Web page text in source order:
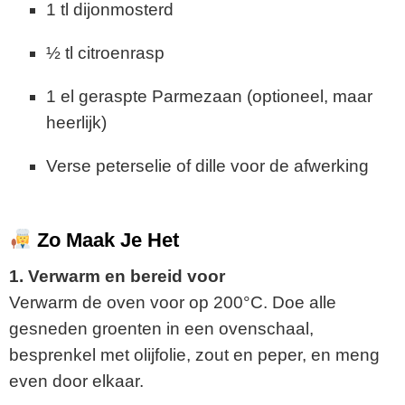
1 tl dijonmosterd
½ tl citroenrasp
1 el geraspte Parmezaan (optioneel, maar
heerlijk)
Verse peterselie of dille voor de afwerking
Zo Maak Je Het
1. Verwarm en bereid voor
Verwarm de oven voor op 200°C. Doe alle
gesneden groenten in een ovenschaal,
besprenkel met olijfolie, zout en peper, en meng
even door elkaar.